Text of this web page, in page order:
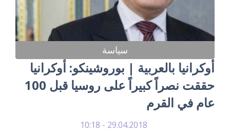
سياسة
أوكرانيا بالعربية | بوروشينكو: أوكرانيا
حققت نصراً كبيراً على روسيا قبل 100
عام في القرم
29.04.2018 - 10:18